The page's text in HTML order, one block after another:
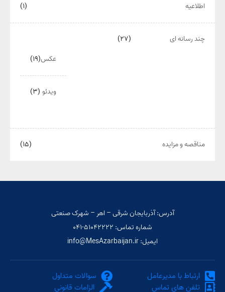
اطلاعیه (۱)
چند رسانه ای
(۲۷)
عکس(۱۹)
ویدئو (۳)
مناقصه و مزایده (۱۵)
آدرس: آذربایجان شرقی – اهر – شهرک صنعتی
شماره تماس: ۵۱۰۴۲۲۲۲-۰۴۱
ایمیل: info@MesAzarbaijan.ir
ارتباط با مدیرعامل
تلفن های تماس
سوالات متداول
الزامات قانونی